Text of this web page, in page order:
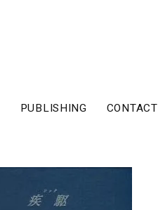
PUBLISHING CONTACT